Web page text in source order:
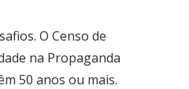
O Censo de
na Propaganda
50 anos ou mais.